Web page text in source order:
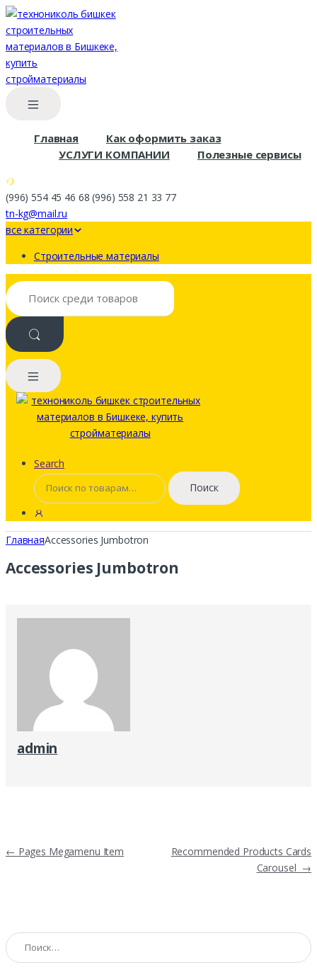
Skip
to
navigation
Skip
to
content
Главная
Как оформить заказ
УСЛУГИ КОМПАНИИ
Полезные сервисы
(996) 554 45 46 68 (996) 558 21 33 77
tn-kg@mail.ru
все категории
Строительные материалы
Search
for:
Search
Искать:
Поиск
ГлавнаяAccessories Jumbotron
Accessories Jumbotron
admin
Навигация
← Pages Megamenu Item
Recommended Products Cards
Carousel →
Найти: